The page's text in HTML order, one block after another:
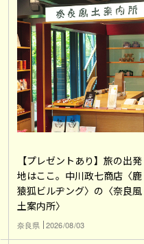
【プレゼントあり】旅の出発
地はここ。中川政七商店〈鹿
猿狐ビルヂング〉の〈奈良風
土案内所〉
奈良県 2026/08/03